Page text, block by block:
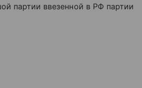
партии ввезенной в РФ партии